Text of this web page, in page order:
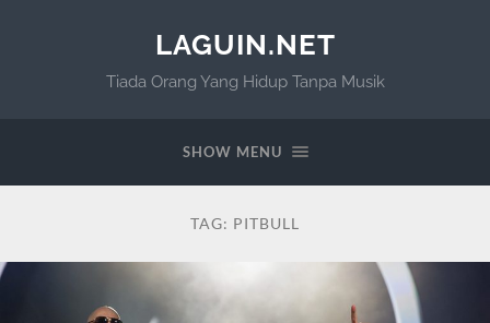
LAGUIN.NET
Tiada Orang Yang Hidup Tanpa Musik
SHOW MENU
TAG: PITBULL